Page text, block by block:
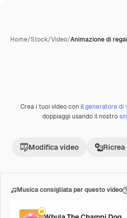
Home/Stock/Video/Animazione di
PremiumCreata con IA
Crea i tuoi video con ilgeneratore di
doppiaggi usando il nostro
Modifica video Ricrea
Musica consigliata per questo video